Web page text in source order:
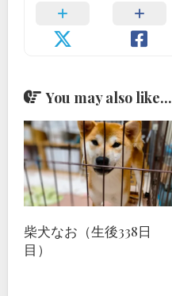
You may also like...
柴犬なお（生後338日
目）